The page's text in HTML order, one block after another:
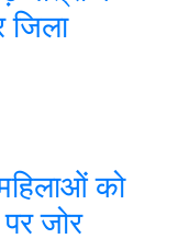
जिला
को
जोर